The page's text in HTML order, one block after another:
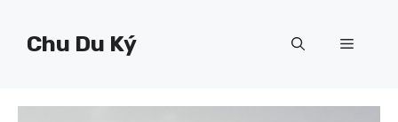
Chu Du Ký Menu